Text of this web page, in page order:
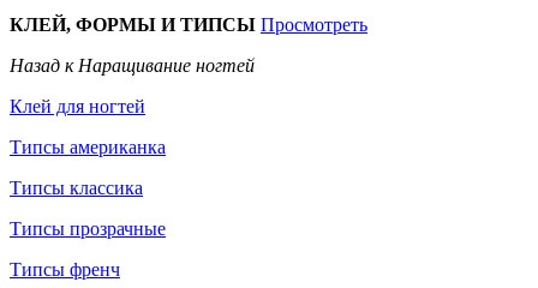
КЛЕЙ, ФОРМЫ И ТИПСЫ Просмотреть
Назад к Наращивание ногтей
Клей для ногтей
Типсы американка
Типсы классика
Типсы прозрачные
Типсы френч